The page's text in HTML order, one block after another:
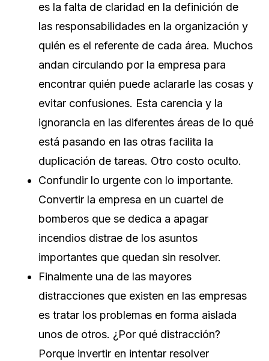
es la falta de claridad en la definición de
las responsabilidades en la organización y
quién es el referente de cada área. Muchos
andan circulando por la empresa para
encontrar quién puede aclararle las cosas y
evitar confusiones. Esta carencia y la
ignorancia en las diferentes áreas de lo qué
está pasando en las otras facilita la
duplicación de tareas. Otro costo oculto.
Confundir lo urgente con lo importante.
Convertir la empresa en un cuartel de
bomberos que se dedica a apagar
incendios distrae de los asuntos
importantes que quedan sin resolver.
Finalmente una de las mayores
distracciones que existen en las empresas
es tratar los problemas en forma aislada
unos de otros. ¿Por qué distracción?
Porque invertir en intentar resolver